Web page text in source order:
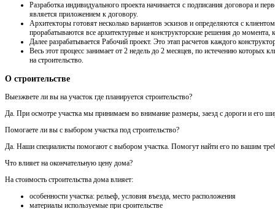
Разработка индивидуального проекта начинается с подписания договора и
является приложением к договору.
Архитекторы готовят несколько вариантов эскизов и определяются с
прорабатываются все архитектурные и конструкторские решения до момента,
Далее разрабатывается Рабочий проект. Это этап расчетов каждого
Весь этот процесс занимает от 2 недель до 2 месяцев, по истечению
на строительство.
О строительстве
Выезжвете ли вы на участок где планируется строительство?
Да. При осмотре участка мы принимаем во внимание размеры, заезд с дороги и его
Помогаете ли вы с выбором участка под строительство?
Да. Наши специалисты помогают с выбором участка. Помогут найти его по вашим
Что влияет на окончательную цену дома?
На стоимость строительства дома влияет:
особенности участка: рельеф, условия въезда, место расположения
материалы используемые при сроительстве